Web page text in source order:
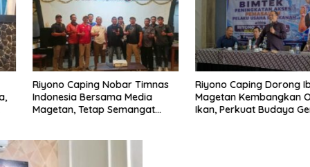
Riyono Caping Dorong Ibu-Ibu
Magetan Kembangkan Olahan
Ikan, Perkuat Budaya Gemar
Ahmad Setiawan
Sholeh: Pejuang
Viral No Justice” Telah